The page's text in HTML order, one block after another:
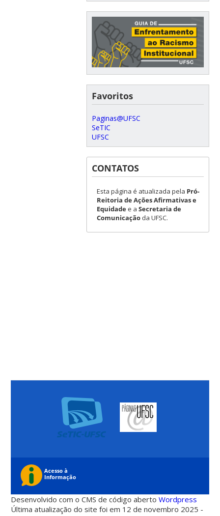
Favoritos
Paginas@UFSC
SeTIC
UFSC
CONTATOS
Esta página é atualizada pela Pró-
Reitoria de Ações Afirmativas e
Equidadee a Secretaria de
Comunicaçãoda UFSC.
Desenvolvido com o CMS de código abertoWordpress
Última atualização do site foi em 12 de novembro 2025 -